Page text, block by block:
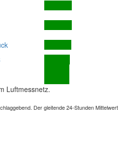
Luftmessnetz.
Der gleitende 24-Stunden